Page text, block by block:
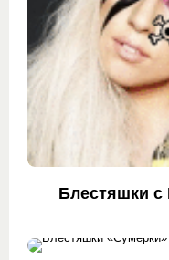
Блестяшки с